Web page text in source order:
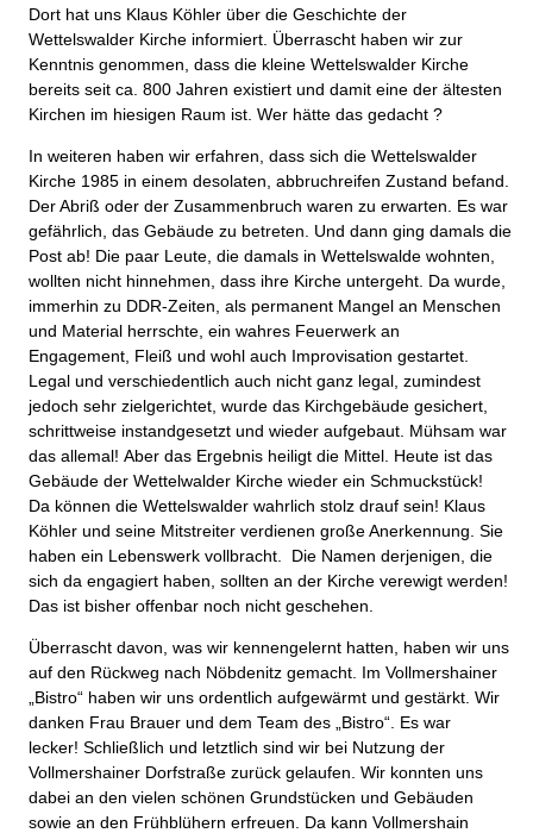
Dort hat uns Klaus Köhler über die Geschichte der
Wettelswalder Kirche informiert. Überrascht haben wir zur
Kenntnis genommen, dass die kleine Wettelswalder Kirche
bereits seit ca. 800 Jahren existiert und damit eine der ältesten
Kirchen im hiesigen Raum ist. Wer hätte das gedacht ?
In weiteren haben wir erfahren, dass sich die Wettelswalder
Kirche 1985 in einem desolaten, abbruchreifen Zustand befand.
Der Abriß oder der Zusammenbruch waren zu erwarten. Es war
gefährlich, das Gebäude zu betreten. Und dann ging damals die
Post ab! Die paar Leute, die damals in Wettelswalde wohnten,
wollten nicht hinnehmen, dass ihre Kirche untergeht. Da wurde,
immerhin zu DDR-Zeiten, als permanent Mangel an Menschen
und Material herrschte, ein wahres Feuerwerk an
Engagement, Fleiß und wohl auch Improvisation gestartet.
Legal und verschiedentlich auch nicht ganz legal, zumindest
jedoch sehr zielgerichtet, wurde das Kirchgebäude gesichert,
schrittweise instandgesetzt und wieder aufgebaut. Mühsam war
das allemal! Aber das Ergebnis heiligt die Mittel. Heute ist das
Gebäude der Wettelwalder Kirche wieder ein Schmuckstück!
Da können die Wettelswalder wahrlich stolz drauf sein! Klaus
Köhler und seine Mitstreiter verdienen große Anerkennung. Sie
haben ein Lebenswerk vollbracht. Die Namen derjenigen, die
sich da engagiert haben, sollten an der Kirche verewigt werden!
Das ist bisher offenbar noch nicht geschehen.
Überrascht davon, was wir kennengelernt hatten, haben wir uns
auf den Rückweg nach Nöbdenitz gemacht. Im Vollmershainer
„Bistro“ haben wir uns ordentlich aufgewärmt und gestärkt. Wir
danken Frau Brauer und dem Team des „Bistro“. Es war
lecker! Schließlich und letztlich sind wir bei Nutzung der
Vollmershainer Dorfstraße zurück gelaufen. Wir konnten uns
dabei an den vielen schönen Grundstücken und Gebäuden
sowie an den Frühblühern erfreuen. Da kann Vollmershain